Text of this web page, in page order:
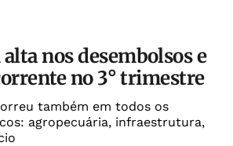
nos desembolsos e
no 3° trimestre
também em todos os
agropecuária, infraestrutura,